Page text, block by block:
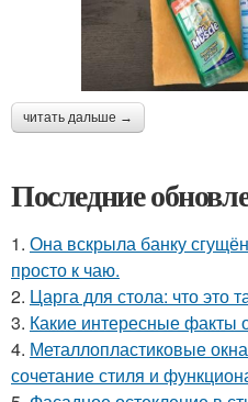
читать дальше →
Последние
1. Она вскрыла банку
просто к чаю.
2. Царга для стола: что это
3. Какие интересные факты
4. Металлопластиковые
сочетание стиля и